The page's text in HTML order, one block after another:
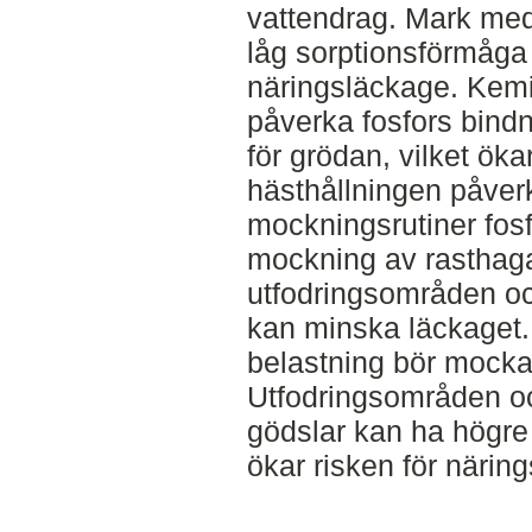
vattendrag. Mark
låg
näringsläckage.
påverka fosfors
för grödan, vilket
hästhållningen
mockningsrutiner
mockning av
utfodringsområden
kan minska
belastning bör
Utfodringsområden
gödslar kan ha
ökar risken för